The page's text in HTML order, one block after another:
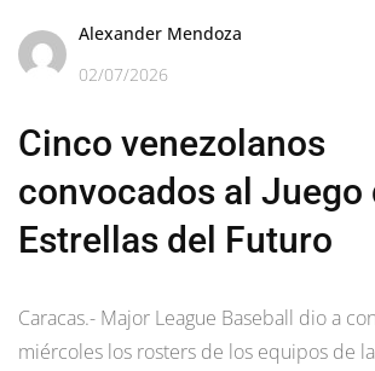
Alexander Mendoza
02/07/2026
Cinco venezolanos
convocados al Juego
Estrellas del Futuro
Caracas.- Major League Baseball dio a
miércoles los rosters de los equipos de